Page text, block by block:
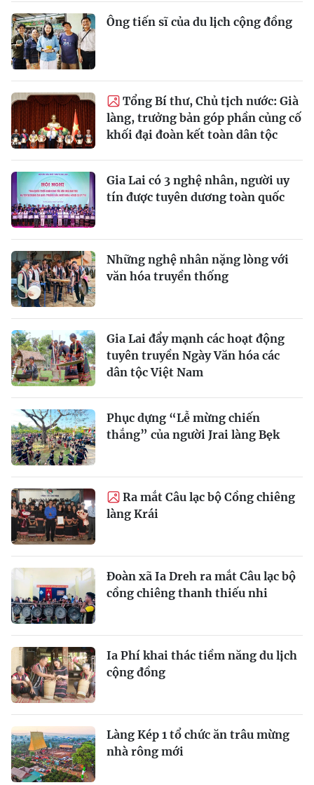
Ông tiến sĩ của du lịch cộng đồng
Tổng Bí thư, Chủ tịch nước: Già
làng, trưởng bản góp phần củng cố
khối đại đoàn kết toàn dân tộc
Gia Lai có 3 nghệ nhân, người uy
tín được tuyên dương toàn quốc
Những nghệ nhân nặng lòng với
văn hóa truyền thống
Gia Lai đẩy mạnh các hoạt động
tuyên truyền Ngày Văn hóa các
dân tộc Việt Nam
Phục dựng “Lễ mừng chiến
thắng” của người Jrai làng Bẹk
Ra mắt Câu lạc bộ Cồng chiêng
làng Krái
Đoàn xã Ia Dreh ra mắt Câu lạc bộ
cồng chiêng thanh thiếu nhi
Ia Phí khai thác tiềm năng du lịch
cộng đồng
Làng Kép 1 tổ chức ăn trâu mừng
nhà rông mới